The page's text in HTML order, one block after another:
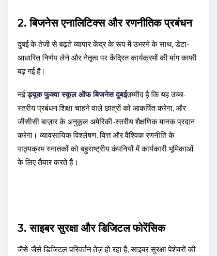
2. बिजनेस एनालिटिक्स और रणनीतिक प्रबंधन
दुबई के तेजी से बढ़ते व्यापार केंद्र के रूप में उभरने के साथ, डेटा-
आधारित निर्णय लेने और नेतृत्व पर केंद्रित कार्यक्रमों की मांग काफी
बढ़ गई है।
नईड्यूक फुक्वा स्कूल ऑफ बिजनेस दुबईउम्मीद है कि यह उच्च-
स्तरीय प्रबंधन शिक्षा चाहने वाले छात्रों को आकर्षित करेगा, और
जीसीसी बाज़ार के अनुकूल अमेरिकी-स्तरीय शैक्षणिक मानक प्रदान
करेगा। व्यावसायिक विश्लेषण, वित्त और वैश्विक रणनीति के
पाठ्यक्रम स्नातकों को बहुराष्ट्रीय कंपनियों में कार्यकारी भूमिकाओं
के लिए तैयार करते हैं।
3. साइबर सुरक्षा और डिजिटल फोरेंसिक
जैसे-जैसे डिजिटल परिवर्तन तेज़ हो रहा है, साइबर सुरक्षा पेशेवरों की